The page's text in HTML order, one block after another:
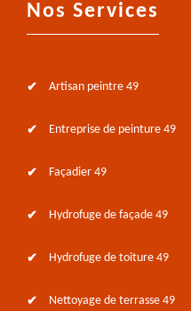
Nos Services
Artisan peintre 49
Entreprise de peinture 49
Façadier 49
Hydrofuge de façade 49
Hydrofuge de toiture 49
Nettoyage de terrasse 49